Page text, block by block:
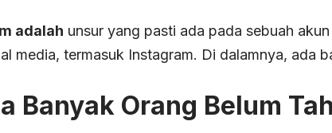
adalah unsur yang pasti ada pada sebuah
media, termasuk Instagram. Di dalamnya, ada
Banyak Orang Belum